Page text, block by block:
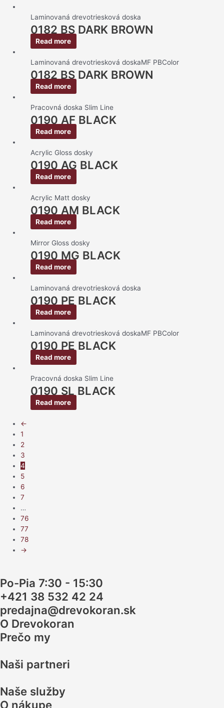
Laminovaná drevotriesková doska
0182 BS DARK BROWN
Read more
Laminovaná drevotriesková doskaMF PBColor
0182 BS DARK BROWN
Read more
Pracovná doska Slim Line
0190 AF BLACK
Read more
Acrylic Gloss dosky
0190 AG BLACK
Read more
Acrylic Matt dosky
0190 AM BLACK
Read more
Mirror Gloss dosky
0190 MG BLACK
Read more
Laminovaná drevotriesková doska
0190 PE BLACK
Read more
Laminovaná drevotriesková doskaMF PBColor
0190 PE BLACK
Read more
Pracovná doska Slim Line
0190 SL BLACK
Read more
←
1
2
3
4
5
6
7
…
76
77
78
→
Po-Pia 7:30 - 15:30
+421 38 532 42 24
predajna@drevokoran.sk
O Drevokoran
Prečo my
Naši partneri
Naše služby
O nákupe